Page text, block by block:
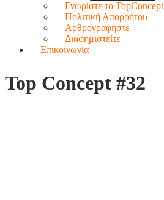
Γνωρίστε το TopConcept
Πολιτική Απορρήτου
Αρθρογραφήστε
Διαφημιστείτε
Επικοινωνία
Top Concept #32